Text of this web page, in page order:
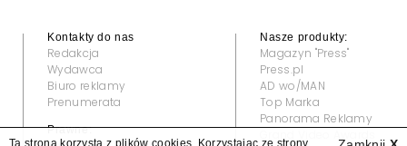
Kontakty do nas
Redakcja
Wydawca
Biuro reklamy
Prenumerata
Prawne:
Nasze produkty:
Magazyn "Press"
Press.pl
AD wo/MAN
Top Marka
Panorama Reklamy
Ta strona korzysta z plików cookies. Korzystając ze strony